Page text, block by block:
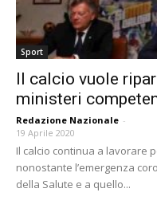
Sport
Il calcio vuole
ministeri
Redazione Nazionale -
19 Aprile 2020
Il calcio continua a lavorare
nonostante l’emergenza
della Salute e a quello...